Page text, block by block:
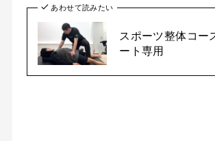
あわせて読みたい
スポーツ整体コー
ート専用